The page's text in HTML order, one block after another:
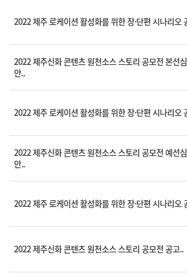
2022 제주 로케이션 활성화를 위한 장·단편 시나리오
2022 제주신화 콘텐츠 원천소스 스토리 공모전 본선
안..
2022 제주 로케이션 활성화를 위한 장·단편 시나리오
2022 제주신화 콘텐츠 원천소스 스토리 공모전 예선
안..
2022 제주 로케이션 활성화를 위한 장·단편 시나리오
2022 제주신화 콘텐츠 원천소스 스토리 공모전 공고..